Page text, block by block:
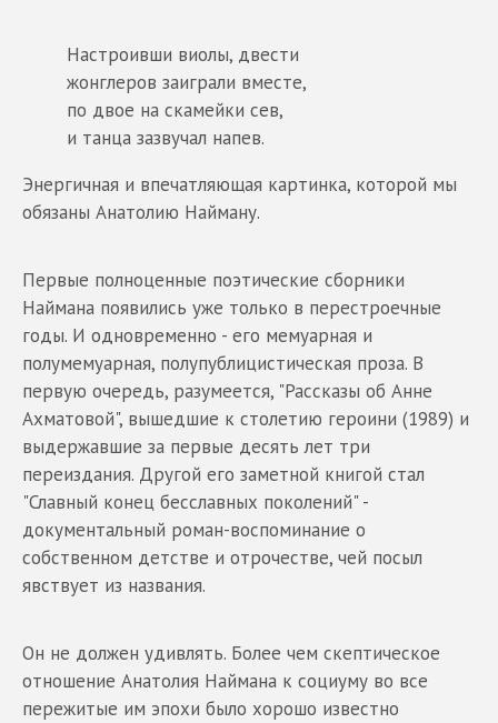
Настроивши виолы, двести
жонглеров заиграли вместе,
по двое на скамейки сев,
и танца зазвучал напев.
Энергичная и впечатляющая картинка, которой мы
обязаны Анатолию Найману.
Первые полноценные поэтические сборники
Наймана появились уже только в перестроечные
годы. И одновременно - его мемуарная и
полумемуарная, полупублицистическая проза. В
первую очередь, разумеется, "Рассказы об Анне
Ахматовой", вышедшие к столетию героини (1989) и
выдержавшие за первые десять лет три
переиздания. Другой его заметной книгой стал
"Славный конец бесславных поколений" -
документальный роман-воспоминание о
собственном детстве и отрочестве, чей посыл
явствует из названия.
Он не должен удивлять. Более чем скептическое
отношение Анатолия Наймана к социуму во все
пережитые им эпохи было хорошо известно